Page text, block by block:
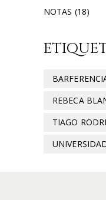
NOTAS (18)
REBECA
TIAGO